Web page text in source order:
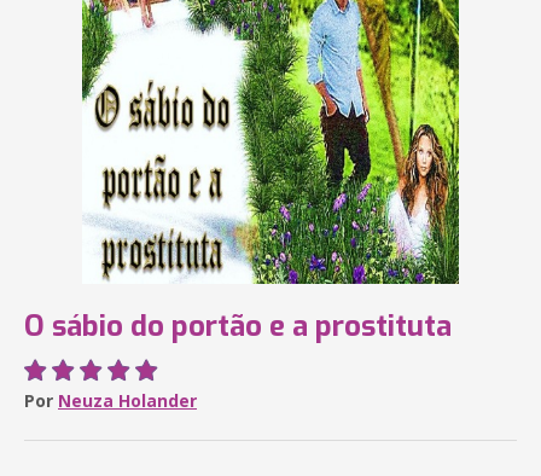
O sábio do portão e a prostituta
Por Neuza Holander